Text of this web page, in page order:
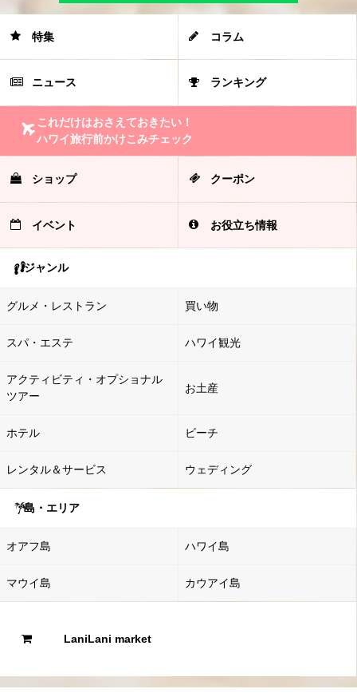
特集 コラム
ニュース ランキング
これだけはおさえておきたい！
ハワイ旅行前かけこみチェック
ショップ クーポン
イベント お役立ち情報
ジャンル
グルメ・レストラン 買い物
スパ・エステ ハワイ観光
アクティビティ・オプショナル
ツアー
お土産
ホテル ビーチ
レンタル＆サービス ウェディング
島・エリア
オアフ島 ハワイ島
マウイ島 カウアイ島
LaniLani market